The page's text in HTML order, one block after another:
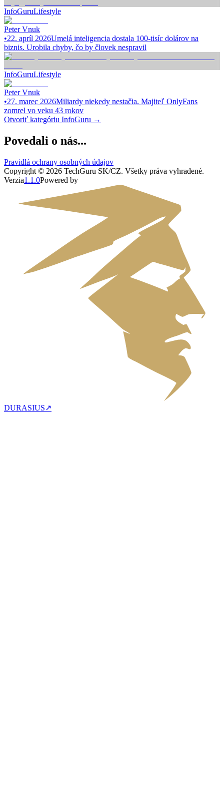
InfoGuruLifestyle
Peter Vnuk
•22. apríl 2026Umelá inteligencia dostala 100-tisíc dolárov na
biznis. Urobila chyby, čo by človek nespravil
InfoGuruLifestyle
Peter Vnuk
•27. marec 2026Miliardy niekedy nestačia. Majiteľ OnlyFans
zomrel vo veku 43 rokov
Otvoriť kategóriu InfoGuru →
Povedali o nás...
Pravidlá ochrany osobných údajov
Copyright © 2026 TechGuru SK/CZ. Všetky práva vyhradené.
Verzia1.1.0Powered by
DURASIUS↗